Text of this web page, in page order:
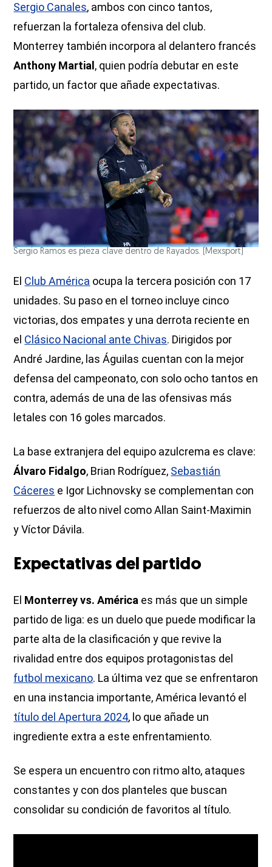
Sergio Canales, ambos con cinco tantos,
refuerzan la fortaleza ofensiva del club.
Monterrey también incorpora al delantero francés
Anthony Martial , quien podría debutar en este
partido, un factor que añade expectativas.
Sergio Ramos es pieza clave dentro de Rayados. (Mexsport)
El Club América ocupa la tercera posición con 17
unidades. Su paso en el torneo incluye cinco
victorias, dos empates y una derrota reciente en
el Clásico Nacional ante Chivas. Dirigidos por
André Jardine, las Águilas cuentan con la mejor
defensa del campeonato, con solo ocho tantos en
contra, además de una de las ofensivas más
letales con 16 goles marcados.
La base extranjera del equipo azulcrema es clave:
Álvaro Fidalgo, Brian Rodríguez, Sebastián
Cáceres e Igor Lichnovsky se complementan con
refuerzos de alto nivel como Allan Saint-Maximin
y Víctor Dávila.
Expectativas del partido
El Monterrey vs. América es más que un simple
partido de liga: es un duelo que puede modificar la
parte alta de la clasificación y que revive la
rivalidad entre dos equipos protagonistas del
futbol mexicano. La última vez que se enfrentaron
en una instancia importante, América levantó el
título del Apertura 2024, lo que añade un
ingrediente extra a este enfrentamiento.
Se espera un encuentro con ritmo alto, ataques
constantes y con dos planteles que buscan
consolidar su condición de favoritos al título.